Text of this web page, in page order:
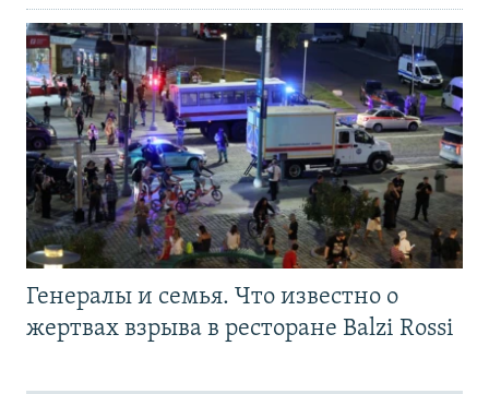
Генералы и семья. Что известно о
жертвах взрыва в ресторане Balzi Rossi